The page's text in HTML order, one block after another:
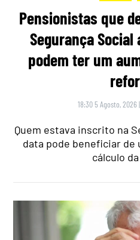
Pensionistas que
Segurança
podem ter um
18:30 5 Agosto, 2026 |
Quem estava inscrito na
data pode beneficiar de
cálculo